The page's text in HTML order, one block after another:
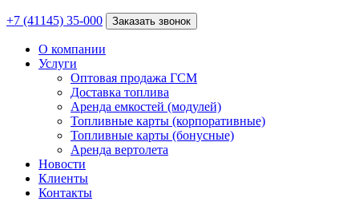
+7 (41145) 35-000 Заказать звонок
О компании
Услуги
Оптовая продажа ГСМ
Доставка топлива
Аренда емкостей (модулей)
Топливные карты (корпоративные)
Топливные карты (бонусные)
Аренда вертолета
Новости
Клиенты
Контакты